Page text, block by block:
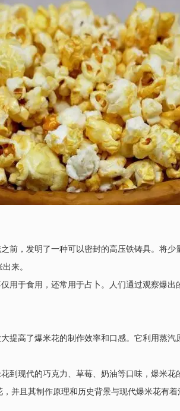
前，发明了一种可以密封的高压铁铸具。将
来。
用于食用，还常用于占卜。人们通过观察爆出
提高了爆米花的制作效率和口感。它利用蒸
到现代的巧克力、草莓、奶油等口味，爆米花
并且其制作原理和历史背景与现代爆米花有